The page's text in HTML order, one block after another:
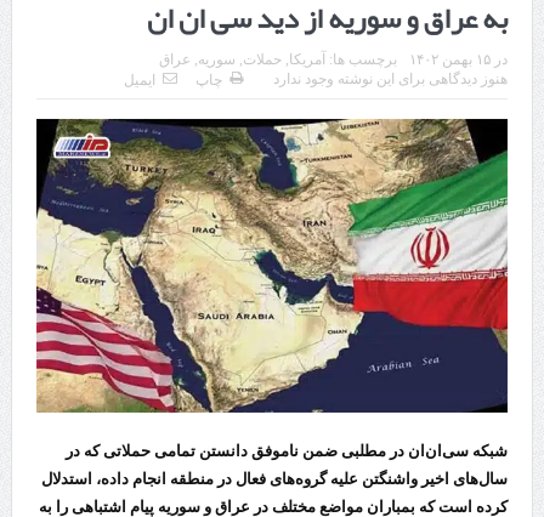
چابهار، جایی که دریا به زندگی سلام می‌کند
گزارش ویژه؛
طرز تهیه خورش خلال کرمانشاهی +نکات و فوت وفن‌ها
قدردانی وزیر میراث فرهنگی، گردشگری و صنایع دستی از استاندار اردبیل
استاندار اردبیل در دیدار دبیر شورای‌عالی مناطق آزاد و ویژه اقتصادی:
راه‌اندازی کامل منطقه آزاد اردبیل-بیله‌سوار و منطقه ویژه اقتصادی نمین تسریع
شود
در دیدار استاندار اردبیل و مدیرعامل بانک سینا محقق شد؛
کشف ۱۱ قبضه سلاح کلت کمری توسط مرزبانان هنگ مرزی ارومیه
رئیس سازمان راهداری:
به عراق و سوریه از دید سی ان ان
در ۱۵ بهمن ۱۴۰۲ برچسب ها: آمریکا, حملات, سوریه, عراق
هنوز دیدگاهی برای این نوشته وجود ندارد
چاپ ایمیل
شبکه سی‌ان‌ان در مطلبی ضمن ناموفق دانستن تمامی حملاتی که در
سال‌های اخیر واشنگتن علیه گروه‌های فعال در منطقه انجام داده، استدلال
کرده‌ است که بمباران مواضع مختلف در عراق و سوریه پیام اشتباهی را به